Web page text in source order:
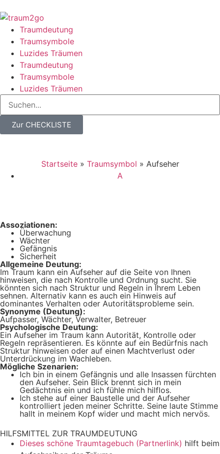
Traumdeutung
Traumsymbole
Luzides Träumen
Traumdeutung
Traumsymbole
Luzides Träumen
Zur CHECKLISTE
Startseite» Traumsymbol » Aufseher
A
Assoziationen:
Überwachung
Wächter
Gefängnis
Sicherheit
Allgemeine Deutung:
Im Traum kann ein Aufseher auf die Seite von Ihnen
hinweisen, die nach Kontrolle und Ordnung sucht. Sie
könnten sich nach Struktur und Regeln in Ihrem Leben
sehnen. Alternativ kann es auch ein Hinweis auf
dominantes Verhalten oder Autoritätsprobleme sein.
Synonyme (Deutung):
Aufpasser, Wächter, Verwalter, Betreuer
Psychologische Deutung:
Ein Aufseher im Traum kann Autorität, Kontrolle oder
Regeln repräsentieren. Es könnte auf ein Bedürfnis nach
Struktur hinweisen oder auf einen Machtverlust oder
Unterdrückung im Wachleben.
Mögliche Szenarien:
Ich bin in einem Gefängnis und alle Insassen fürchten
den Aufseher. Sein Blick brennt sich in mein
Gedächtnis ein und ich fühle mich hilflos.
Ich stehe auf einer Baustelle und der Aufseher
kontrolliert jeden meiner Schritte. Seine laute Stimme
hallt in meinem Kopf wider und macht mich nervös.
HILFSMITTEL ZUR TRAUMDEUTUNG
Dieses schöne Traumtagebuch (Partnerlink) hilft beim